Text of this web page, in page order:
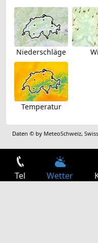
Niederschläge
Temperatur
Daten © by MeteoSchweiz,
Tel Wetter